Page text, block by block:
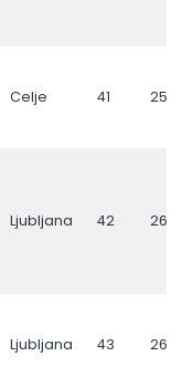
Celje 41
Ljubljana 42
Ljubljana 43